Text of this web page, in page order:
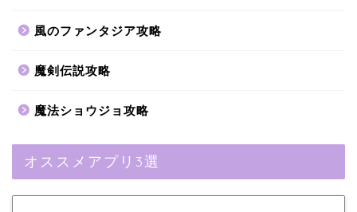
風のファンタジア攻略
魔剣伝説攻略
魔法ショウジョ攻略
オススメアプリ3選